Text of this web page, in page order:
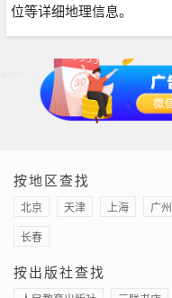
位等详细地理信息。
按地区查找
北京 天津 上海 广州
长春
按出版社查找